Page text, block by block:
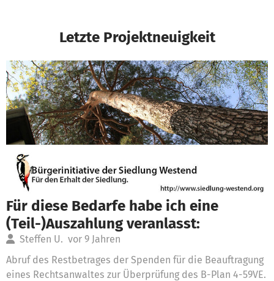
Letzte Projektneuigkeit
Für diese Bedarfe habe ich eine
(Teil-)Auszahlung veranlasst:
Steffen U. vor 9 Jahren
Abruf des Restbetrages der Spenden für die Beauftragung
eines Rechtsanwaltes zur Überprüfung des B-Plan 4-59VE.